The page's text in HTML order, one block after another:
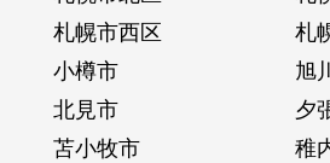
札幌市西区 札
小樽市 旭
北見市 夕
苫小牧市 稚